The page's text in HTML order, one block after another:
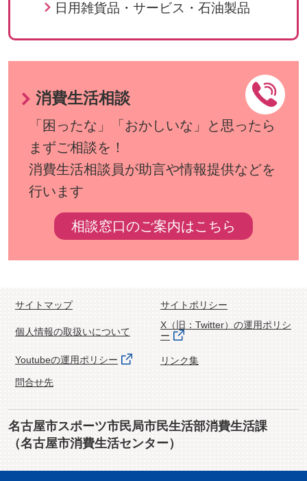
日用雑貨品・サービス・石油製品
消費生活相談
「困ったな」「おかしいな」と思ったら
まずご相談を！
消費生活相談員が助言や情報提供などを
行います
相談窓口のご案内はこちら
サイトマップ サイトポリシー
個人情報の取扱いについて
X（旧：Twitter）の運用ポリシ
ー
Youtubeの運用ポリシー
リンク集
問合せ先
名古屋市スポーツ市民局市民生活部消費生活課
（名古屋市消費生活センター）